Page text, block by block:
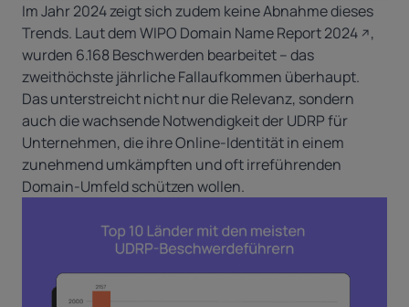
Im Jahr 2024 zeigt sich zudem keine Abnahme dieses
Trends. Laut demWIPO Domain Name Report 2024
,
wurden 6.168 Beschwerden bearbeitet – das
zweithöchste jährliche Fallaufkommen überhaupt.
Das unterstreicht nicht nur die Relevanz, sondern
auch die wachsende Notwendigkeit der UDRP für
Unternehmen, die ihre Online-Identität in einem
zunehmend umkämpften und oft irreführenden
Domain-Umfeld schützen wollen.